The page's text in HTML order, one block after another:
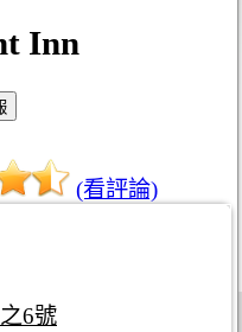
Inn
(看評論)
6號